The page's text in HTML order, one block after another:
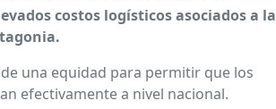
costos logísticos asociados a la
una equidad para permitir que los
efectivamente a nivel nacional.